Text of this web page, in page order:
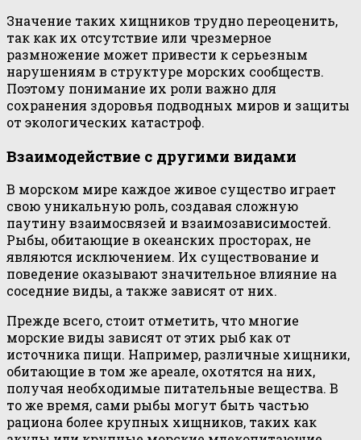
Значение таких хищников трудно переоценить,
так как их отсутствие или чрезмерное
размножение может привести к серьезным
нарушениям в структуре морских сообществ.
Поэтому понимание их роли важно для
сохранения здоровья подводных миров и защиты
от экологических катастроф.
Взаимодействие с другими видами
В морском мире каждое живое существо играет
свою уникальную роль, создавая сложную
паутину взаимосвязей и взаимозависимостей.
Рыбы, обитающие в океанских просторах, не
являются исключением. Их существование и
поведение оказывают значительное влияние на
соседние виды, а также зависят от них.
Прежде всего, стоит отметить, что многие
морские виды зависят от этих рыб как от
источника пищи. Например, различные хищники,
обитающие в том же ареале, охотятся на них,
получая необходимые питательные вещества. В
то же время, сами рыбы могут быть частью
рациона более крупных хищников, таких как